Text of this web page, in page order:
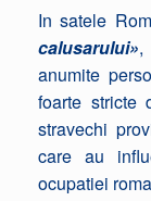
In satele
calusarului»,
anumite
foarte stricte
stravechi
care au
ocupatiei